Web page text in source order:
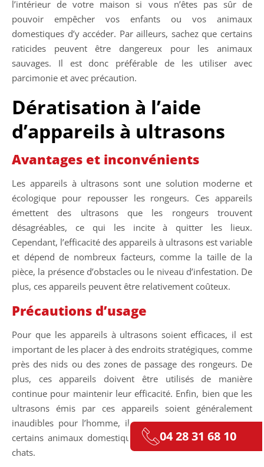
l’intérieur de votre maison si vous n’êtes pas sûr de
pouvoir empêcher vos enfants ou vos animaux
domestiques d’y accéder. Par ailleurs, sachez que certains
raticides peuvent être dangereux pour les animaux
sauvages. Il est donc préférable de les utiliser avec
parcimonie et avec précaution.
Dératisation à l’aide
d’appareils à ultrasons
Avantages et inconvénients
Les appareils à ultrasons sont une solution moderne et
écologique pour repousser les rongeurs. Ces appareils
émettent des ultrasons que les rongeurs trouvent
désagréables, ce qui les incite à quitter les lieux.
Cependant, l’efficacité des appareils à ultrasons est variable
et dépend de nombreux facteurs, comme la taille de la
pièce, la présence d’obstacles ou le niveau d’infestation. De
plus, ces appareils peuvent être relativement coûteux.
Précautions d’usage
Pour que les appareils à ultrasons soient efficaces, il est
important de les placer à des endroits stratégiques, comme
près des nids ou des zones de passage des rongeurs. De
plus, ces appareils doivent être utilisés de manière
continue pour maintenir leur efficacité. Enfin, bien que les
ultrasons émis par ces appareils soient généralement
inaudibles pour l’homme, ils peuvent être gênants pour
certains animaux domestiques, comme les chiens ou les
chats.
04 28 31 68 10